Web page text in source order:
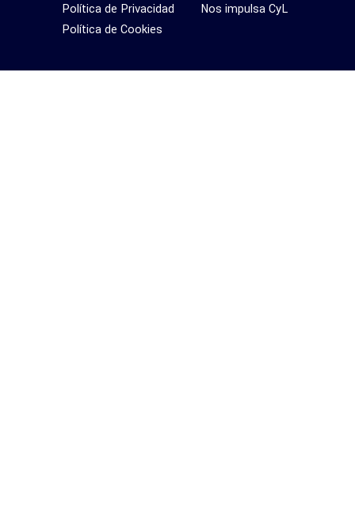
Nos impulsa CyL
Política de Privacidad
Política de Cookies